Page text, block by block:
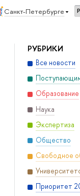
Санкт-Петербурге
РУБРИКИ
Все новости
Образование
Наука
Экспертиза
Общество
Свободное
Приоритет